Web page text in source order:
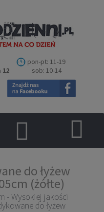
pon-pt: 11-19
sob: 10-14
do łyżew
(żółte)
- Wysokiej jakości
do łyżew